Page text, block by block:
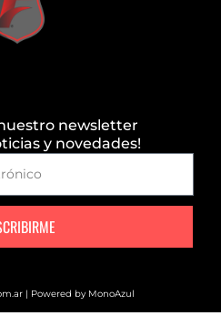
newsletter
y novedades!
| Powered by MonoAzul